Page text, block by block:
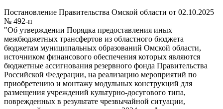
Постановление Правительства Омской области от 02.10.2025
№ 492-п
"Об утверждении Порядка предоставления иных
межбюджетных трансфертов из областного бюджета
бюджетам муниципальных образований Омской области,
источником финансового обеспечения которых являются
бюджетные ассигнования резервного фонда Правительства
Российской Федерации, на реализацию мероприятий по
приобретению и монтажу модульных конструкций для
размещения учреждений культурно-досугового типа,
поврежденных в результате чрезвычайной ситуации,